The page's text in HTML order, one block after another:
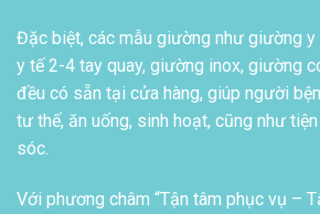
Đặc biệt, các mẫu giường như giường y
y tế 2-4 tay quay, giường inox, giường
đều có sẵn tại cửa hàng, giúp người
tư thế, ăn uống, sinh hoạt, cũng như
sóc.
Với phương châm “Tận tâm phục vụ –